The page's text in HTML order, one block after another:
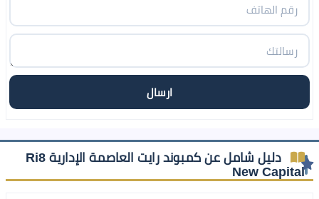
دليل شامل عن كمبوند رايت العاصمة الإدارية Ri8
New Capital